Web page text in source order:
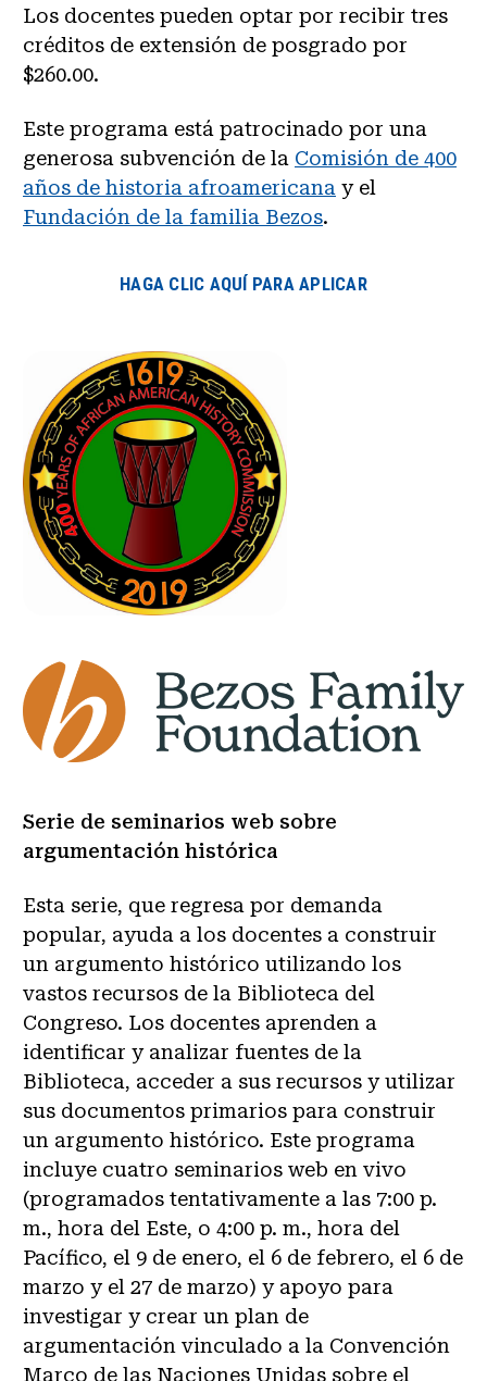
Los docentes pueden optar por recibir tres
créditos de extensión de posgrado por
$260.00.
Este programa está patrocinado por una
generosa subvención de la Comisión de 400
años de historia afroamericana y el
Fundación de la familia Bezos.
HAGA CLIC AQUÍ PARA APLICAR
Serie de seminarios web sobre
argumentación histórica
Esta serie, que regresa por demanda
popular, ayuda a los docentes a construir
un argumento histórico utilizando los
vastos recursos de la Biblioteca del
Congreso. Los docentes aprenden a
identificar y analizar fuentes de la
Biblioteca, acceder a sus recursos y utilizar
sus documentos primarios para construir
un argumento histórico. Este programa
incluye cuatro seminarios web en vivo
(programados tentativamente a las 7:00 p.
m., hora del Este, o 4:00 p. m., hora del
Pacífico, el 9 de enero, el 6 de febrero, el 6 de
marzo y el 27 de marzo) y apoyo para
investigar y crear un plan de
argumentación vinculado a la Convención
Marco de las Naciones Unidas sobre el